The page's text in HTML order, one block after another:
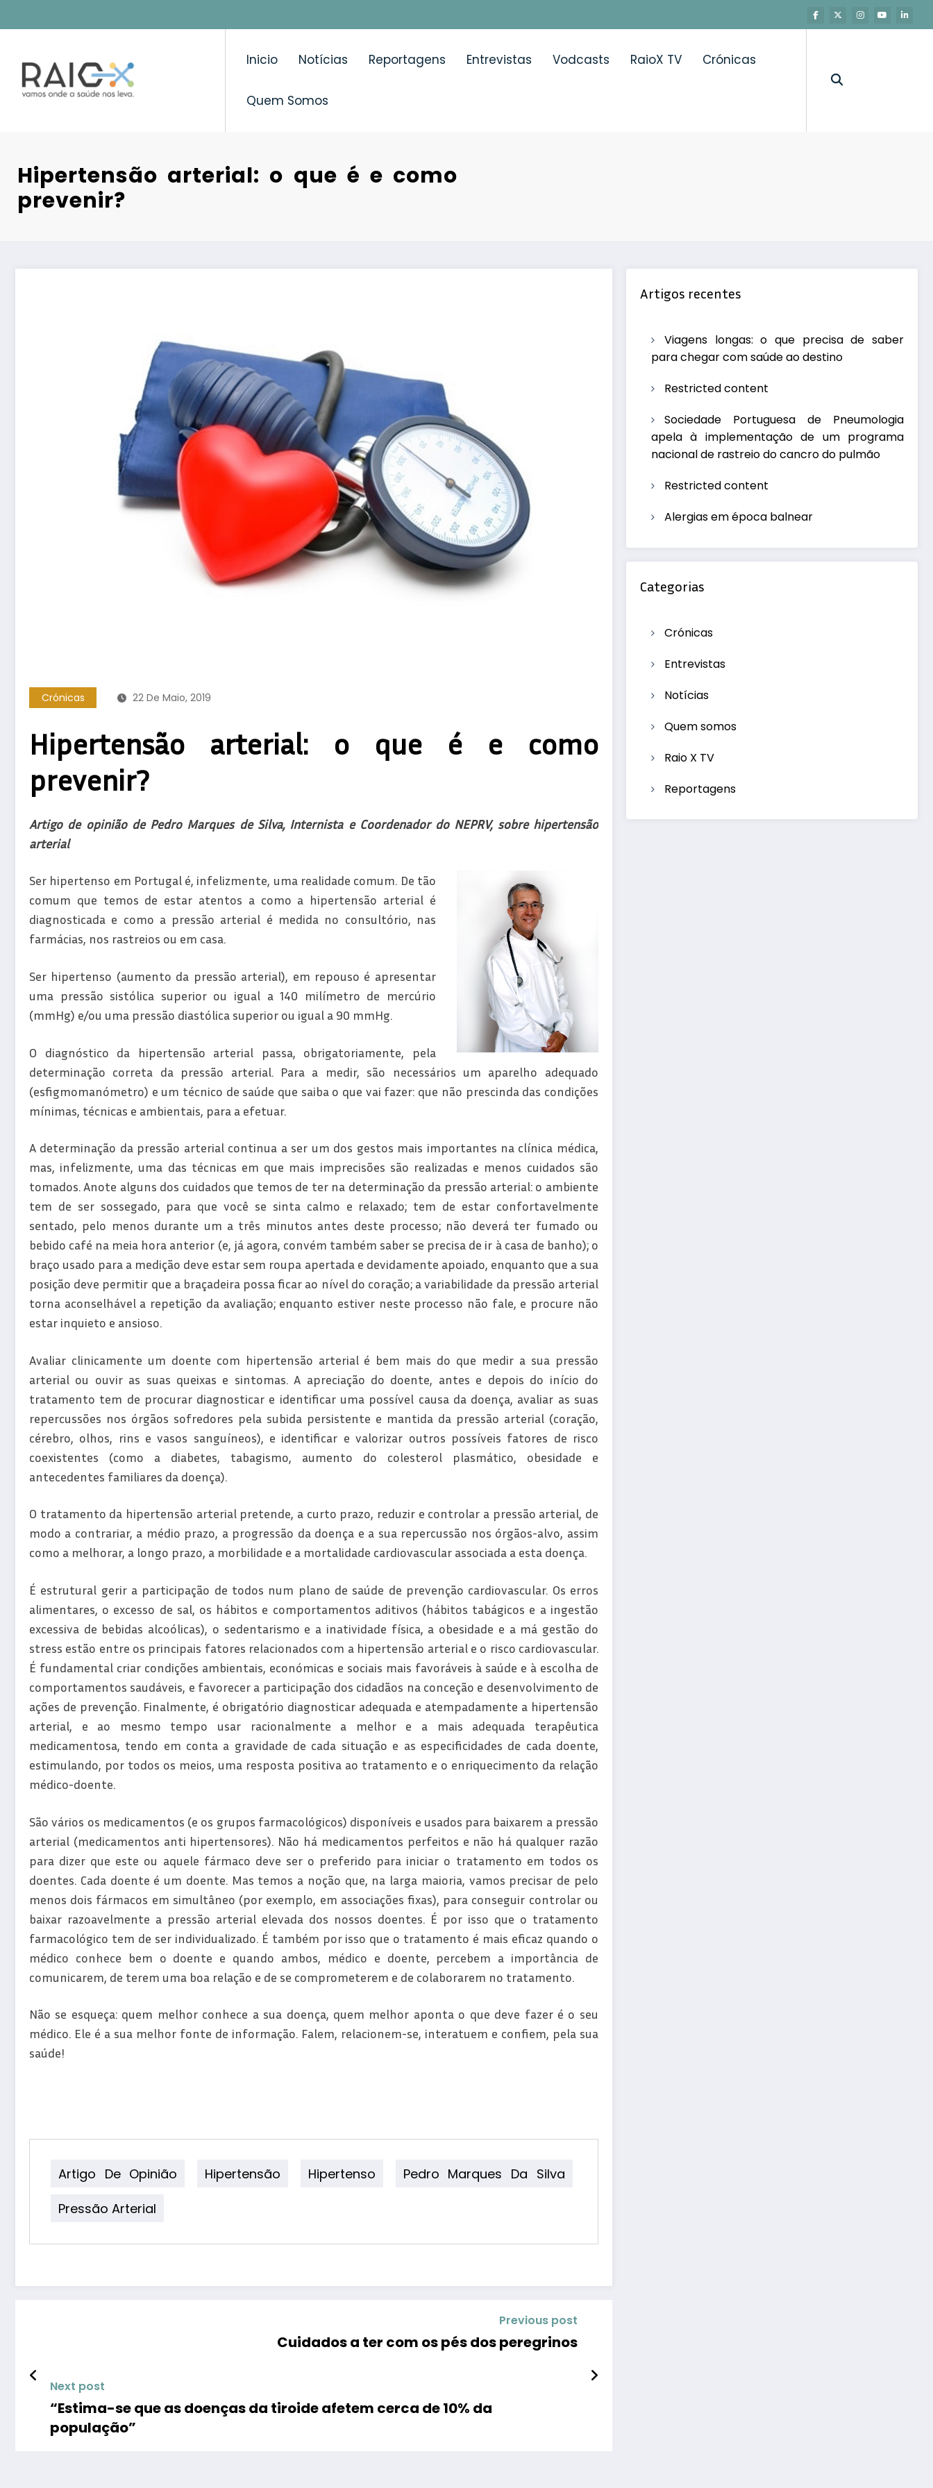
para
conteúdo
Inicio Notícias Reportagens Entrevistas Vodcasts RaioX TV Crónicas
Quem Somos
Hipertensão arterial: o que é e como
prevenir?
Crónicas 22 De Maio, 2019
Hipertensão arterial: o que é e como
prevenir?
Artigo de opinião de Pedro Marques de Silva, Internista e Coordenador do NEPRV, sobre hipertensão
arterial
Ser hipertenso em Portugal é, infelizmente, uma realidade comum. De tão
comum que temos de estar atentos a como a hipertensão arterial é
diagnosticada e como a pressão arterial é medida no consultório, nas
farmácias, nos rastreios ou em casa.
Ser hipertenso (aumento da pressão arterial), em repouso é apresentar
uma pressão sistólica superior ou igual a 140 milímetro de mercúrio
(mmHg) e/ou uma pressão diastólica superior ou igual a 90 mmHg.
O diagnóstico da hipertensão arterial passa, obrigatoriamente, pela
determinação correta da pressão arterial. Para a medir, são necessários um aparelho adequado
(esfigmomanómetro) e um técnico de saúde que saiba o que vai fazer: que não prescinda das condições
mínimas, técnicas e ambientais, para a efetuar.
A determinação da pressão arterial continua a ser um dos gestos mais importantes na clínica médica,
mas, infelizmente, uma das técnicas em que mais imprecisões são realizadas e menos cuidados são
tomados. Anote alguns dos cuidados que temos de ter na determinação da pressão arterial: o ambiente
tem de ser sossegado, para que você se sinta calmo e relaxado; tem de estar confortavelmente
sentado, pelo menos durante um a três minutos antes deste processo; não deverá ter fumado ou
bebido café na meia hora anterior (e, já agora, convém também saber se precisa de ir à casa de banho); o
braço usado para a medição deve estar sem roupa apertada e devidamente apoiado, enquanto que a sua
posição deve permitir que a braçadeira possa ficar ao nível do coração; a variabilidade da pressão arterial
torna aconselhável a repetição da avaliação; enquanto estiver neste processo não fale, e procure não
estar inquieto e ansioso.
Avaliar clinicamente um doente com hipertensão arterial é bem mais do que medir a sua pressão
arterial ou ouvir as suas queixas e sintomas. A apreciação do doente, antes e depois do início do
tratamento tem de procurar diagnosticar e identificar uma possível causa da doença, avaliar as suas
repercussões nos órgãos sofredores pela subida persistente e mantida da pressão arterial (coração,
cérebro, olhos, rins e vasos sanguíneos), e identificar e valorizar outros possíveis fatores de risco
coexistentes (como a diabetes, tabagismo, aumento do colesterol plasmático, obesidade e
antecedentes familiares da doença).
O tratamento da hipertensão arterial pretende, a curto prazo, reduzir e controlar a pressão arterial, de
modo a contrariar, a médio prazo, a progressão da doença e a sua repercussão nos órgãos-alvo, assim
como a melhorar, a longo prazo, a morbilidade e a mortalidade cardiovascular associada a esta doença.
É estrutural gerir a participação de todos num plano de saúde de prevenção cardiovascular. Os erros
alimentares, o excesso de sal, os hábitos e comportamentos aditivos (hábitos tabágicos e a ingestão
excessiva de bebidas alcoólicas), o sedentarismo e a inatividade física, a obesidade e a má gestão do
stress estão entre os principais fatores relacionados com a hipertensão arterial e o risco cardiovascular.
É fundamental criar condições ambientais, económicas e sociais mais favoráveis à saúde e à escolha de
comportamentos saudáveis, e favorecer a participação dos cidadãos na conceção e desenvolvimento de
ações de prevenção. Finalmente, é obrigatório diagnosticar adequada e atempadamente a hipertensão
arterial, e ao mesmo tempo usar racionalmente a melhor e a mais adequada terapêutica
medicamentosa, tendo em conta a gravidade de cada situação e as especificidades de cada doente,
estimulando, por todos os meios, uma resposta positiva ao tratamento e o enriquecimento da relação
médico-doente.
São vários os medicamentos (e os grupos farmacológicos) disponíveis e usados para baixarem a pressão
arterial (medicamentos anti hipertensores). Não há medicamentos perfeitos e não há qualquer razão
para dizer que este ou aquele fármaco deve ser o preferido para iniciar o tratamento em todos os
doentes. Cada doente é um doente. Mas temos a noção que, na larga maioria, vamos precisar de pelo
menos dois fármacos em simultâneo (por exemplo, em associações fixas), para conseguir controlar ou
baixar razoavelmente a pressão arterial elevada dos nossos doentes. É por isso que o tratamento
farmacológico tem de ser individualizado. É também por isso que o tratamento é mais eficaz quando o
médico conhece bem o doente e quando ambos, médico e doente, percebem a importância de
comunicarem, de terem uma boa relação e de se comprometerem e de colaborarem no tratamento.
Não se esqueça: quem melhor conhece a sua doença, quem melhor aponta o que deve fazer é o seu
médico. Ele é a sua melhor fonte de informação. Falem, relacionem-se, interatuem e confiem, pela sua
saúde!
Artigo De Opinião Hipertensão Hipertenso
Pedro Marques Da Silva
Pressão Arterial
Previous post
Cuidados a ter com os pés dos peregrinos
Next post
“Estima-se que as doenças da tiroide afetem cerca de 10% da
população”
Artigos recentes
Viagens longas: o que precisa de saber
para chegar com saúde ao destino
Restricted content
Sociedade Portuguesa de Pneumologia
apela à implementação de um programa
nacional de rastreio do cancro do pulmão
Restricted content
Alergias em época balnear
Categorias
Crónicas
Entrevistas
Notícias
Quem somos
Raio X TV
Reportagens